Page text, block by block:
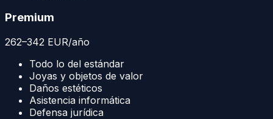
Premium
262–342 EUR/año
Todo lo del estándar
Joyas y objetos de valor
Daños estéticos
Asistencia informática
Defensa jurídica